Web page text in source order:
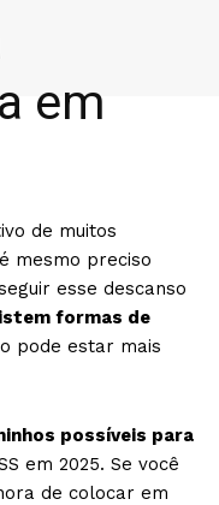
em
de muitos
mesmo preciso
esse descanso
formas de
pode estar mais
possíveis para
em 2025. Se você
de colocar em